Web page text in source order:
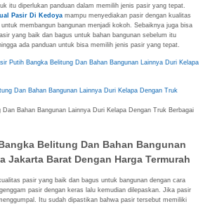
itu diperlukan panduan dalam memilih jenis pasir yang tepat.
Pasir Di Kedoya mampu menyediakan pasir dengan kualitas
membangun bangunan menjadi kokoh. Sebaiknya juga bisa
yang baik dan bagus untuk bahan bangunan sebelum itu
ada panduan untuk bisa memilih jenis pasir yang tepat.
Putih Bangka Belitung Dan Bahan Bangunan Lainnya Duri Kelapa
Bahan Bangunan Lainnya Duri Kelapa Dengan Truk Berbagai
Belitung Dan Bahan Bangunan
Jakarta Barat Dengan Harga Termurah
pasir yang baik dan bagus untuk bangunan dengan cara
pasir dengan keras lalu kemudian dilepaskan. Jika pasir
Itu sudah dipastikan bahwa pasir tersebut memiliki